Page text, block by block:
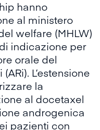
hanno
al ministero
welfare (MHLW)
indicazione per
orale del
L’estensione
la
al docetaxel
androgenica
pazienti con